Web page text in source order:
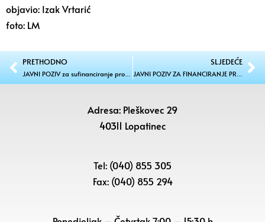
objavio: Izak Vrtarić
foto: LM
PRETHODNO
JAVNI POZIV za sufinanciranje projekata/programa/manifestacija udruga u 2026. godini
SLJEDEĆE
JAVNI POZIV ZA FINANCIRANJE PROGRAMSKIH SADRŽAJA ELEKTRONIČKIH MEDIJA U 2026. GODINI
Adresa: Pleškovec 29
40311 Lopatinec
Tel: (040) 855 305
Fax: (040) 855 294